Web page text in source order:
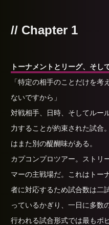
// Chapter 1
トーナメントとリーグ、そし
「特定の相手のことだけを
ないですから」
対戦相手、日時、そしてルー
力することが約束された試合
はまた別の醍醐味がある。
カプコンプロツアー。ストリ
マーの主戦場だ。これはトー
者に対応するため試合数は二
っているかぎり、一日に多数
行われる試合形式では最もポ